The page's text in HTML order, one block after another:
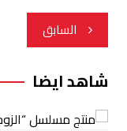
تصفّح
المقالات
السابق
شاهد ايضا